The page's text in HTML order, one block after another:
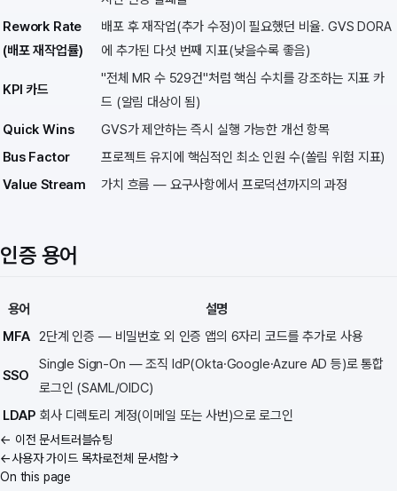
Rework Rate
(배포 재작업률)
배포 후 재작업(추가 수정)이 필요했던 비율. GVS DORA
에 추가된 다섯 번째 지표(낮을수록 좋음)
KPI 카드
"전체 MR 수 529건"처럼 핵심 수치를 강조하는 지표 카
드 (알림 대상이 됨)
Quick Wins
GVS가 제안하는 즉시 실행 가능한 개선 항목
Bus Factor
프로젝트 유지에 핵심적인 최소 인원 수(쏠림 위험 지표)
Value Stream
가치 흐름 — 요구사항에서 프로덕션까지의 과정
인증 용어
용어
설명
MFA 2단계 인증 — 비밀번호 외 인증 앱의 6자리 코드를 추가로 사용
SSO
Single Sign-On — 조직 IdP(Okta·Google·Azure AD 등)로 통합
로그인 (SAML/OIDC)
LDAP 회사 디렉토리 계정(이메일 또는 사번)으로 로그인
← 이전 문서트러블슈팅
←사용자 가이드목차로전체 문서함
On this page